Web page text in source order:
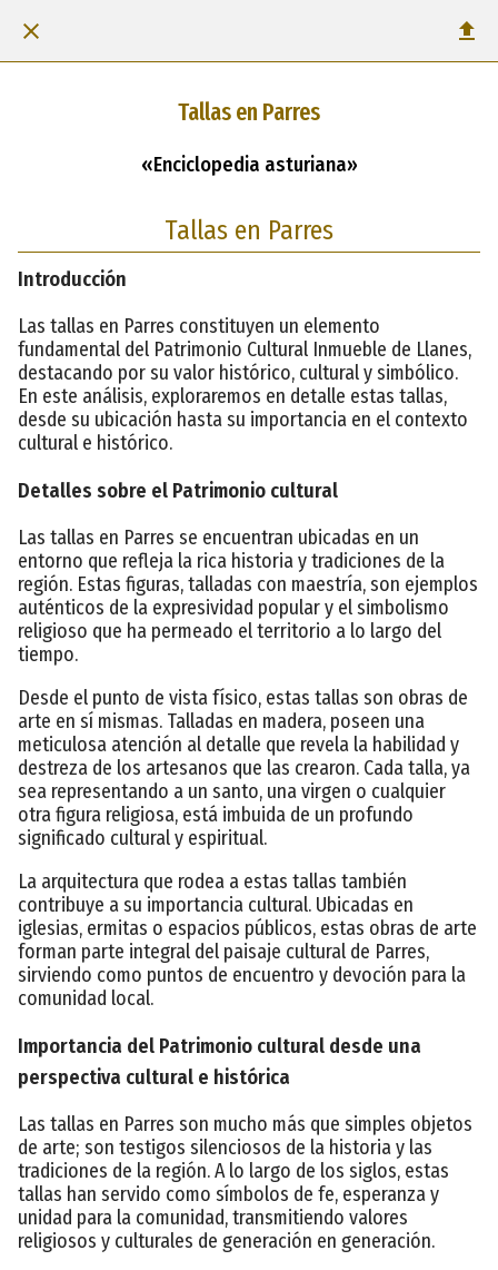
Tallas en Parres
«Enciclopedia asturiana»
Tallas en Parres
Introducción
Las tallas en Parres constituyen un elemento
fundamental del Patrimonio Cultural Inmueble de Llanes,
destacando por su valor histórico, cultural y simbólico.
En este análisis, exploraremos en detalle estas tallas,
desde su ubicación hasta su importancia en el contexto
cultural e histórico.
Detalles sobre el Patrimonio cultural
Las tallas en Parres se encuentran ubicadas en un
entorno que refleja la rica historia y tradiciones de la
región. Estas figuras, talladas con maestría, son ejemplos
auténticos de la expresividad popular y el simbolismo
religioso que ha permeado el territorio a lo largo del
tiempo.
Desde el punto de vista físico, estas tallas son obras de
arte en sí mismas. Talladas en madera, poseen una
meticulosa atención al detalle que revela la habilidad y
destreza de los artesanos que las crearon. Cada talla, ya
sea representando a un santo, una virgen o cualquier
otra figura religiosa, está imbuida de un profundo
significado cultural y espiritual.
La arquitectura que rodea a estas tallas también
contribuye a su importancia cultural. Ubicadas en
iglesias, ermitas o espacios públicos, estas obras de arte
forman parte integral del paisaje cultural de Parres,
sirviendo como puntos de encuentro y devoción para la
comunidad local.
Importancia del Patrimonio cultural desde una
perspectiva cultural e histórica
Las tallas en Parres son mucho más que simples objetos
de arte; son testigos silenciosos de la historia y las
tradiciones de la región. A lo largo de los siglos, estas
tallas han servido como símbolos de fe, esperanza y
unidad para la comunidad, transmitiendo valores
religiosos y culturales de generación en generación.